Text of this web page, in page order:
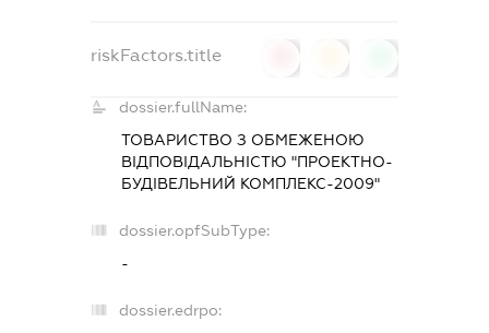
riskFactors.title
dossier.fullName:
ТОВАРИСТВО З ОБМЕЖЕНОЮ
ВІДПОВІДАЛЬНІСТЮ "ПРОЕКТНО-
БУДІВЕЛЬНИЙ КОМПЛЕКС-2009"
dossier.opfSubType:
-
dossier.edrpo: